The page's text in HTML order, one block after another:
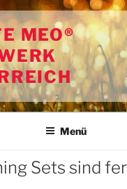
MEO®
Menü
Sets sind